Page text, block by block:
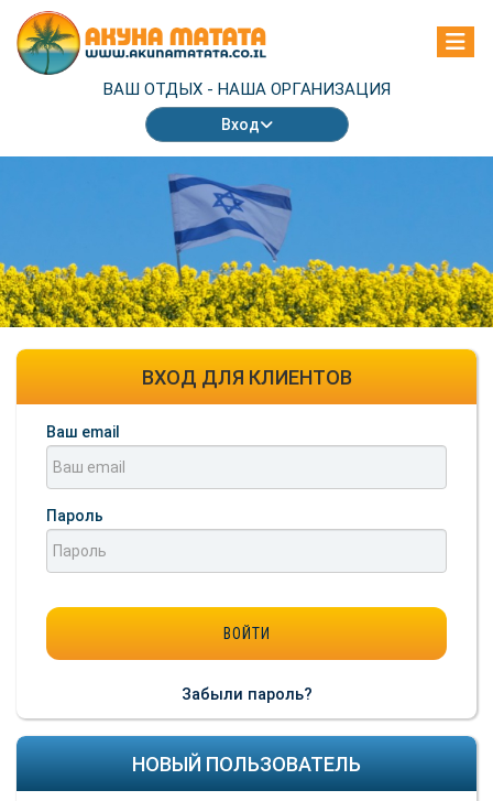
ВАШ ОТДЫХ - НАША ОРГАНИЗАЦИЯ
Вход
ВХОД ДЛЯ КЛИЕНТОВ
Ваш email
Пароль
Забыли пароль?
НОВЫЙ ПОЛЬЗОВАТЕЛЬ